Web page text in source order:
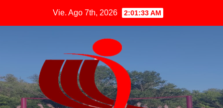
Vie. Ago 7th, 2026 2:01:34 AM